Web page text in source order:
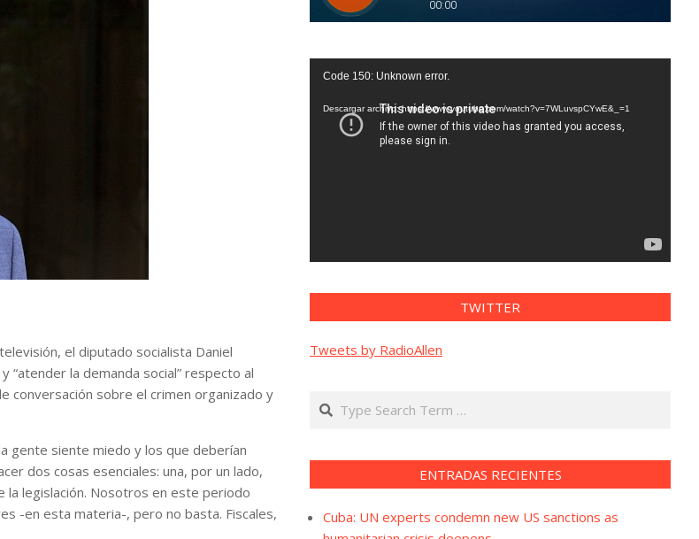
el diputado socialista Daniel
“atender la demanda social” respecto al
conversación sobre el crimen organizado y
gente siente miedo y los que deberían
dos cosas esenciales: una, por un lado,
la legislación. Nosotros en este periodo
-en esta materia-, pero no basta. Fiscales,
Reproductor
vídeo
Code 150: Unknown error.
Descargar archivo: https://www.youtube.com/watch?v=7WLuvspCYwE&_=1
TWITTER
Tweets by RadioAllen
Search
ENTRADAS RECIENTES
Cuba: UN experts condemn new US sanctions as